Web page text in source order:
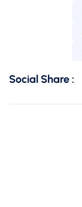
Social Share :